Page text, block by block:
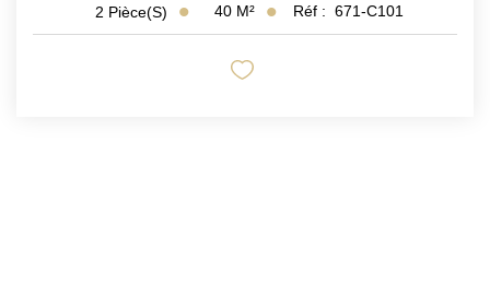
2 Pièce(s) 40 M² Réf : 671-C101